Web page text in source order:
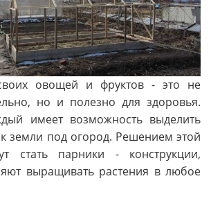
овощей и фруктов - это не
но и полезно для здоровья.
имеет возможность выделить
земли под огород. Решением этой
стать парники - конструкции,
выращивать растения в любое